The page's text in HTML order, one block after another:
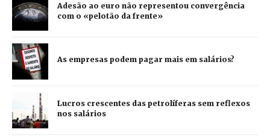
Adesão ao euro não representou convergência
com o «pelotão da frente»
As empresas podem pagar mais em salários?
Lucros crescentes das petrolíferas sem reflexos
nos salários